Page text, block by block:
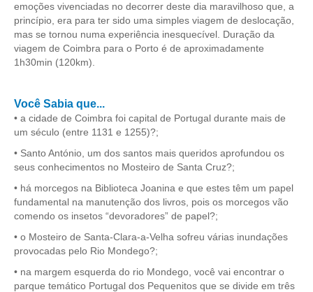
de Lisboa a Coimbra com drop-off no Porto
de Lisboa a Aveiro e Ílhavo, drop-off em Aveiro
de Lisboa a Óbidos, Nazaré e Fátima com drop-off no Porto
Caminhos da Fé > 2 dias
Luz e Encanto > 4 dias
História, Sol e Mar > 6 dias
Centro e Norte de Portugal > 10 dias
Mérida e Madrid > 2 dias
Reserve
emoções vivenciadas no decorrer deste dia maravilhoso que, a
princípio, era para ter sido uma simples viagem de deslocação,
mas se tornou numa experiência inesquecível. Duração da
viagem de Coimbra para o Porto é de aproximadamente
1h30min (120km).
Você Sabia que...
• a cidade de Coimbra foi capital de Portugal durante mais de
um século (entre 1131 e 1255)?;
• Santo António, um dos santos mais queridos aprofundou os
seus conhecimentos no Mosteiro de Santa Cruz?;
• há morcegos na Biblioteca Joanina e que estes têm um papel
fundamental na manutenção dos livros, pois os morcegos vão
comendo os insetos “devoradores” de papel?;
• o Mosteiro de Santa-Clara-a-Velha sofreu várias inundações
provocadas pelo Rio Mondego?;
• na margem esquerda do rio Mondego, você vai encontrar o
parque temático Portugal dos Pequenitos que se divide em três